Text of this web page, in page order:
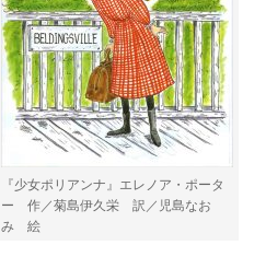
『少女ポリアンナ』エレノア・ポータ
ー 作／菊島伊久栄 訳／児島なお
み 絵